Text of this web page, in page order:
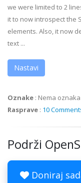
we were limited to 2
it to now introspect the
elements. Also, it now
text ...
Nastavi
Oznake : Nema oznaka
Rasprave : 10
Podrži
Doniraj